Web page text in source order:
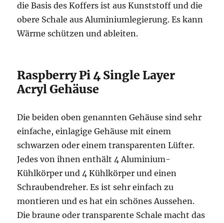
die Basis des Koffers ist aus Kunststoff und die
obere Schale aus Aluminiumlegierung. Es kann
Wärme schützen und ableiten.
Raspberry Pi 4 Single Layer
Acryl Gehäuse
Die beiden oben genannten Gehäuse sind sehr
einfache, einlagige Gehäuse mit einem
schwarzen oder einem transparenten Lüfter.
Jedes von ihnen enthält 4 Aluminium-
Kühlkörper und 4 Kühlkörper und einen
Schraubendreher. Es ist sehr einfach zu
montieren und es hat ein schönes Aussehen.
Die braune oder transparente Schale macht das